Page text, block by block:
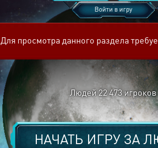
Войти в игру
Для просмотра данного раздела
Людей 22 473игроков
НАЧАТЬ ИГРУ ЗА